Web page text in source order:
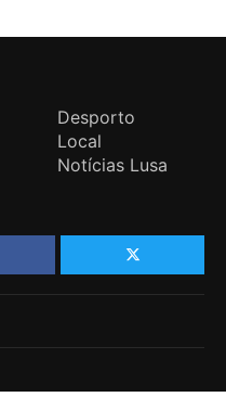
Desporto
Local
Notícias Lusa